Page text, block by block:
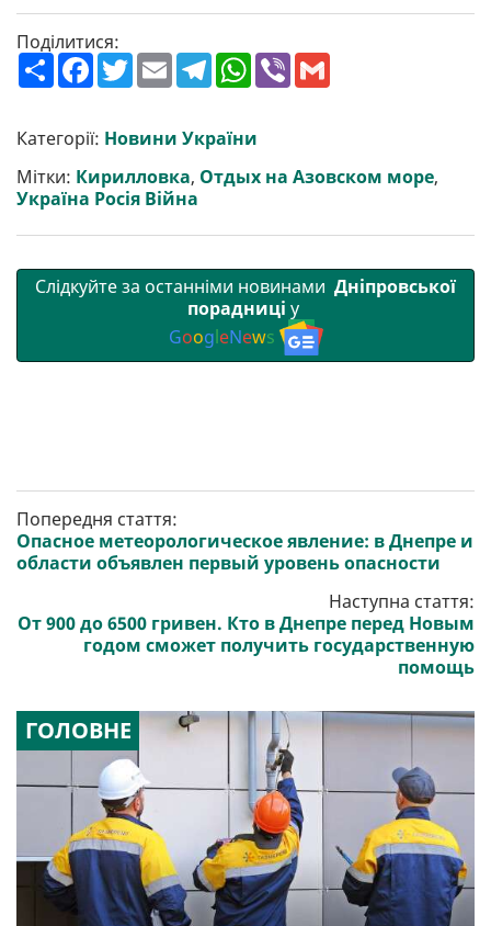
Поділитися:
П
о
р
и
т
и
F
a
b
o
o
k
T
w
t
e
r
E
m
l
T
e
g
r
a
m
W
h
s
A
p
p
V
Категорії: Новини України
Мітки: Кирилловка, Отдых на Азовском море,
Україна Росія Війна
Слідкуйте за останніми новинами Дніпровської
порадниці у
GoogleNews
Попередня стаття:
Опасное метеорологическое явление: в Днепре и
области объявлен первый уровень опасности
Наступна стаття:
От 900 до 6500 гривен. Кто в Днепре перед Новым
годом сможет получить государственную
помощь
ГОЛОВНЕ